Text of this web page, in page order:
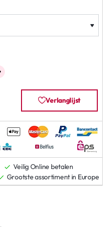
Verlanglijst
Veilig Online betalen
Grootste assortiment in Europe